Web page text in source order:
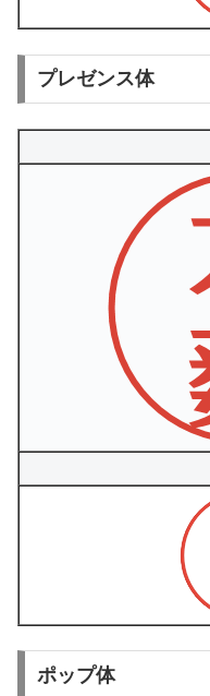
プレゼンス体
ポップ体